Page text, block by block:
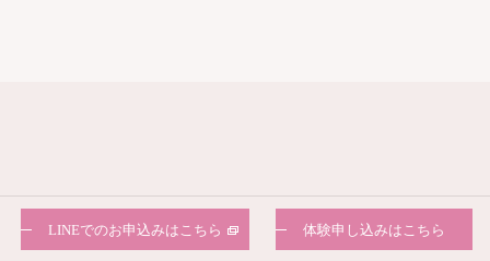
LINEでのお申込みはこちら 体験申し込みはこちら